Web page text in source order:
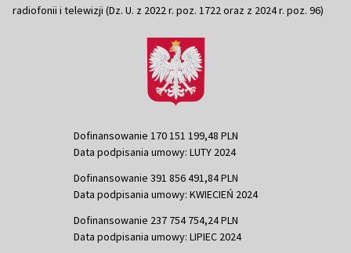
radiofonii i telewizji (Dz. U. z 2022 r. poz. 1722 oraz z 2024 r. poz. 96)
Dofinansowanie 170 151 199,48 PLN
Data podpisania umowy: LUTY 2024
Dofinansowanie 391 856 491,84 PLN
Data podpisania umowy: KWIECIEŃ 2024
Dofinansowanie 237 754 754,24 PLN
Data podpisania umowy: LIPIEC 2024